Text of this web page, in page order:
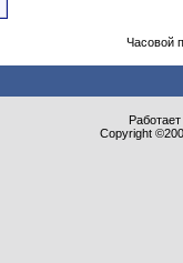
Часовой
Copyright